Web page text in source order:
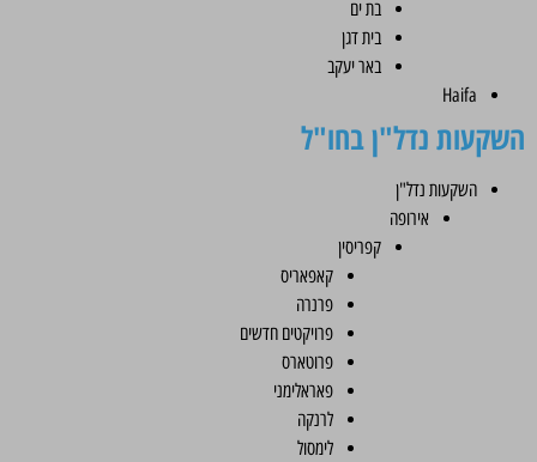
בת ים
בית דגן
באר יעקב
Haifa
השקעות נדל"ן בחו"ל
השקעות נדל"ן
אירופה
קפריסין
קאפאריס
פרנרה
פרויקטים חדשים
פרוטארס
פאראלימני
לרנקה
לימסול